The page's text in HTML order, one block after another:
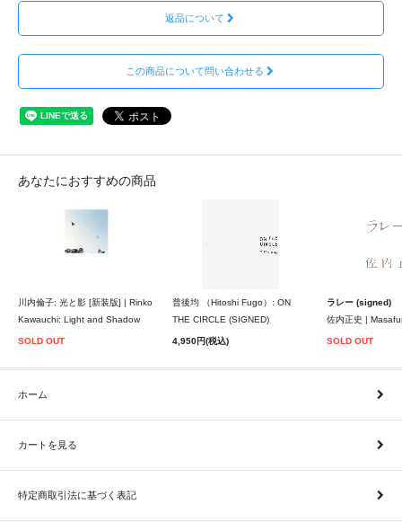
返品について
この商品について問い合わせる
あなたにおすすめの商品
川内倫子: 光と影 [新装版] | Rinko
Kawauchi: Light and Shadow
SOLD OUT
普後均 （Hitoshi Fugo）: ON
THE CIRCLE (SIGNED)
4,950円(税込)
ラレー (signed)
佐内正史 |
SOLD OUT
ホーム
カートを見る
特定商取引法に基づく表記